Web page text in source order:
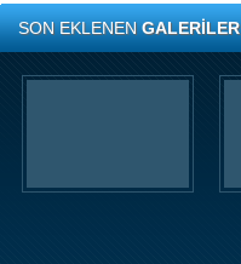
SON EKLENENGALERİLER